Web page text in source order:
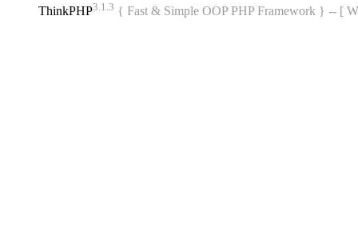
ThinkPHP3.1.3 { Fast & Simple OOP PHP Framework } -- [